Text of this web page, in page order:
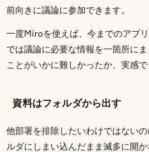
前向きに議論に参加できます。
一度Miroを使えば、今までのアプ
では議論に必要な情報を一箇所に
ことがいかに難しかったか、実感で
資料はフォルダから出す
他部署を排除したいわけではない
ルダにしまい込んだまま滅多に開